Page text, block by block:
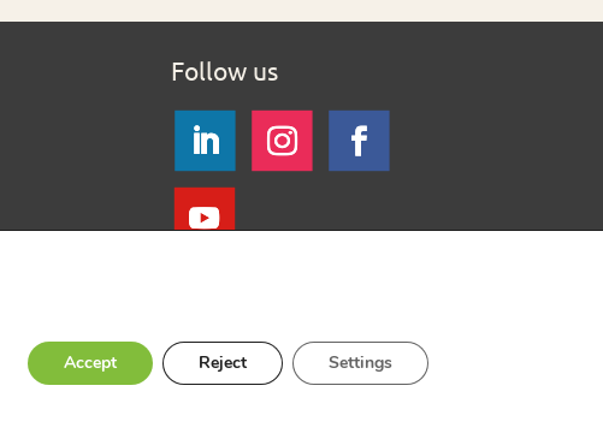
Follow us
Accept Reject Settings